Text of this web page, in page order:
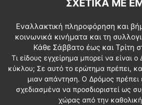
ΣΧΕΤΙΚΆ ΜΕ
Εναλλακτική πληροφόρηση και
κοινωνικά κινήματα και τη
Κάθε Σάββατο έως και Τρίτη
Τι είδους εγχείρημα μπορεί να είναι
κύκλου; Σε αυτό το ερώτημα πρέπει,
μιαν απάντηση. Ο Δρόμος πρέπει
σχεδιασμένα να προσδιοριστεί ως
χώρας από την